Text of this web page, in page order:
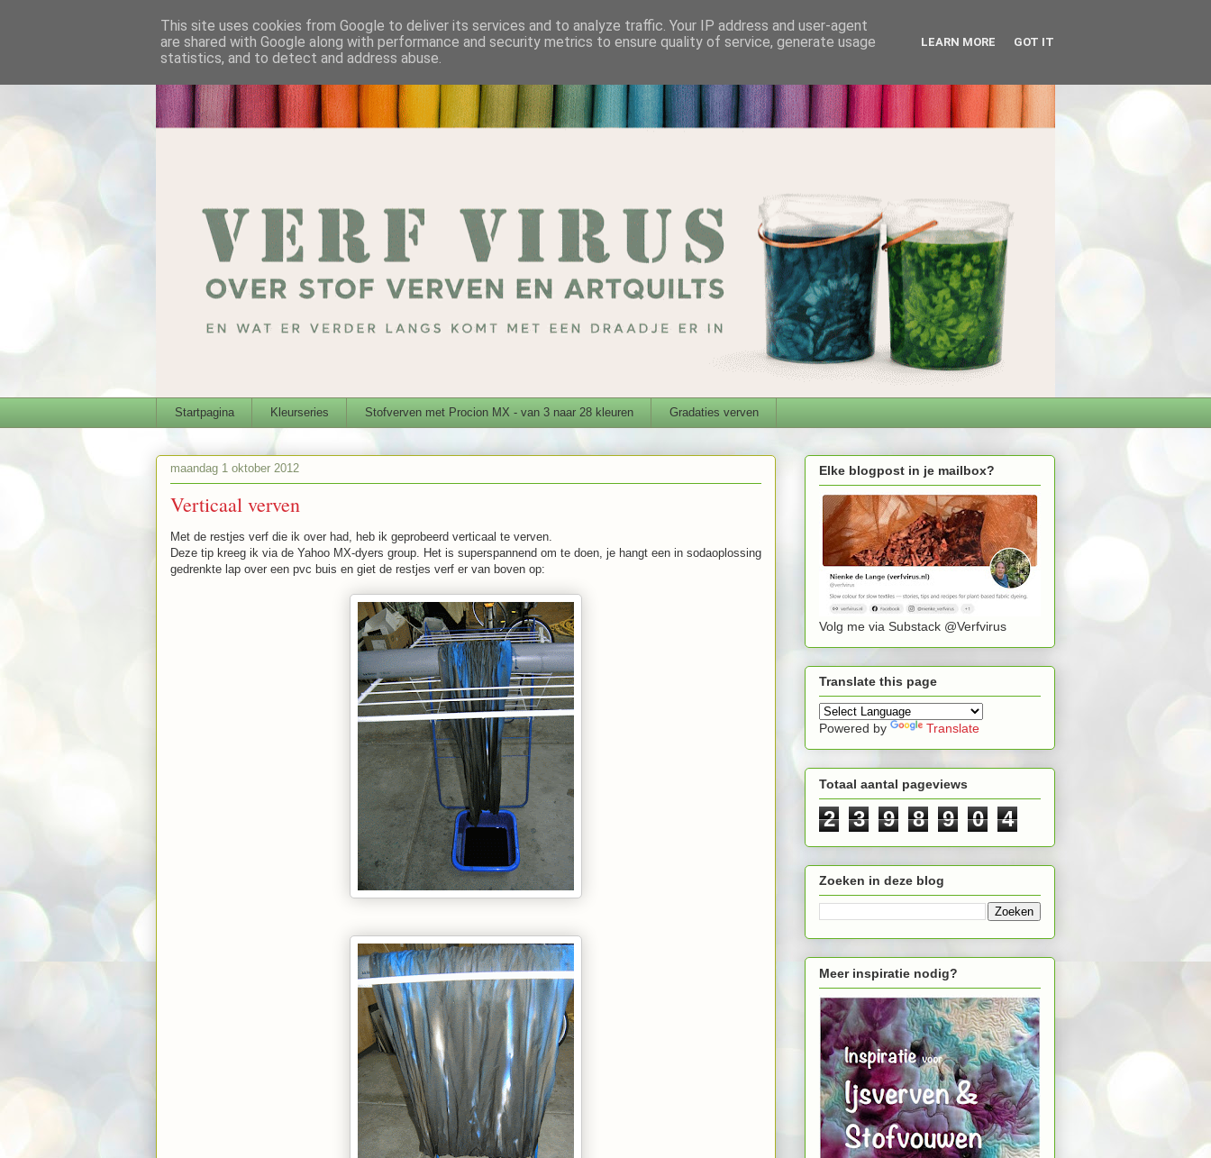
Startpagina Kleurseries Stofverven met Procion MX - van 3 naar 28 kleuren Gradaties verven
maandag 1 oktober 2012
Verticaal verven
Met de restjes verf die ik over had, heb ik geprobeerd verticaal te verven.
Deze tip kreeg ik via de Yahoo MX-dyers group. Het is superspannend om te doen, je hangt een in sodaoplossing
gedrenkte lap over een pvc buis en giet de restjes verf er van boven op:
Elke blogpost in je mailbox?
Volg me via Substack @Verfvirus
Translate this page
Powered by Translate
Totaal aantal pageviews
2 3 9 8 9 0 4
Zoeken in deze blog
Meer inspiratie nodig?
This site uses cookies from Google to deliver its services and to analyze traffic. Your IP address and user-agent
are shared with Google along with performance and security metrics to ensure quality of service, generate usage
statistics, and to detect and address abuse.
LEARN MORE GOT IT